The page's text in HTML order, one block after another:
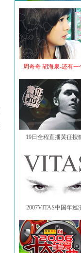
周奇奇 胡海泉-还有一
19日全程直播黄征搜
2007VITAS中国年巡